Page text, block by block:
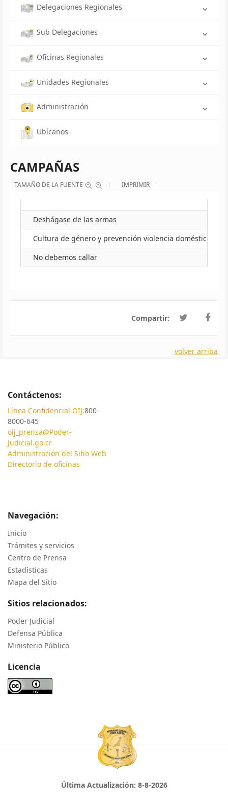
Delegaciones Regionales
Sub Delegaciones
Oficinas Regionales
Unidades Regionales
Administración
Ubícanos
CAMPAÑAS
TAMAÑO DE LA FUENTE IMPRIMIR
Deshágase de las armas
Cultura de género y prevención violencia doméstica
No debemos callar
Compartir:
volver arriba
Contáctenos:
Línea Confidencial OIJ:800-
8000-645
oij_prensa@Poder-
Judicial.go.cr
Administración del Sitio Web
Directorio de oficinas
Navegación:
Inicio
Trámites y servicios
Centro de Prensa
Estadísticas
Mapa del Sitio
Sitios relacionados:
Poder Judicial
Defensa Pública
Ministerio Público
Licencia
Última Actualización: 8-8-2026